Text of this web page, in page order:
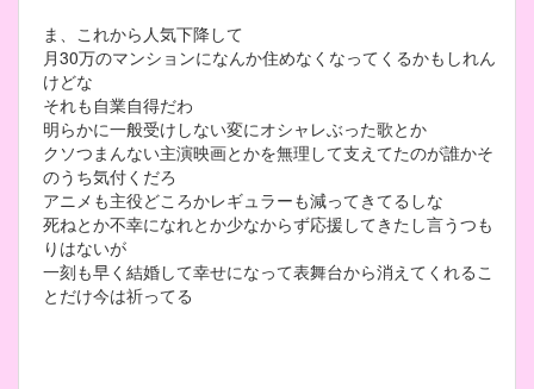
ま、これから人気下降して
月30万のマンションになんか住めなくなってくるかもしれん
けどな
それも自業自得だわ
明らかに一般受けしない変にオシャレぶった歌とか
クソつまんない主演映画とかを無理して支えてたのが誰かそ
のうち気付くだろ
アニメも主役どころかレギュラーも減ってきてるしな
死ねとか不幸になれとか少なからず応援してきたし言うつも
りはないが
一刻も早く結婚して幸せになって表舞台から消えてくれるこ
とだけ今は祈ってる